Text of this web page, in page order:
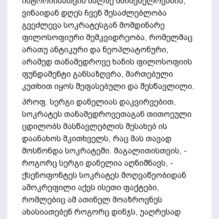
ვინაიდან დღეს ჩვენ შესაძლებლობა
გვეძლევა სოკრატესგან მომდინარე
ფილოსოფიური მემკვიდრეობა, რომელმაც
არათუ ანტიკური და ნეოპლატონური,
არამედ თანამედროვე ხანის ფილოსოფიის
ფუნდამენტი განსაზღვრა, მართებული
კუთხით იყოს შეფასებული და შესწავლილი.
პროფ. სერგი დანელიას დაკვირვებით,
სოკრატეს თანამედროვეთაგან თითოეული
ცდილობს მასწავლებლის შესახებ ის
დაანახოს მკითხველს, რაც მას თავად
მოსწონდა სოკრატეში. მაგალითისთვის, -
როგორც სერგი დანელია აღნიშნავს, -
ქსენოფონტეს სოკრატეს მოღვაწეობიდან
ამოკრეფილი აქვს ისეთი ფაქტები,
რომლებიც ამ ათინელ მოაზროვნეს
ახასიათებენ როგორც დინჯს, უაღრესად